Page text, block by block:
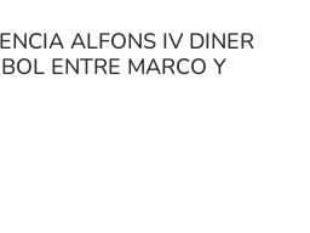
ALFONS IV DINER
ENTRE MARCO Y